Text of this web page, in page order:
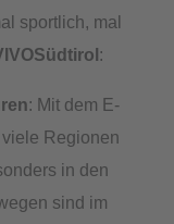
sportlich, mal
:
: Mit dem E-
Regionen
in den
sind im